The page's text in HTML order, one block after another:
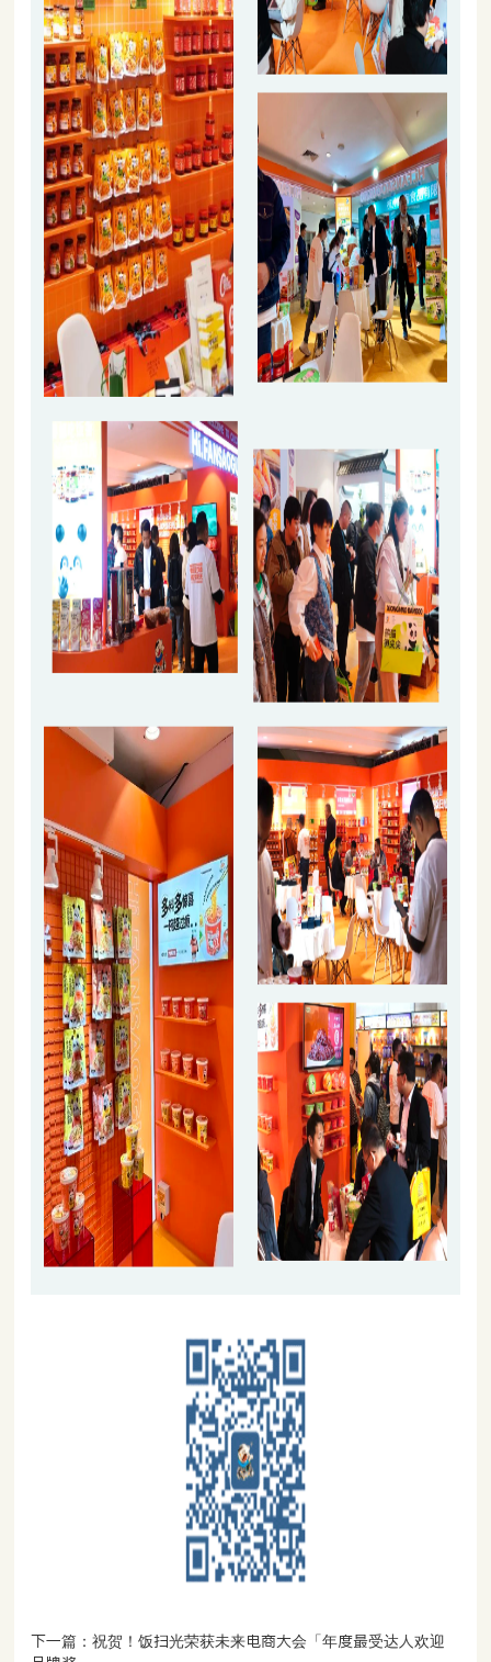
下一篇：祝贺！饭扫光荣获未来电商大会「年度最受达人欢迎